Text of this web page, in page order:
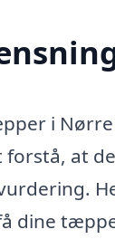
i
at
dine